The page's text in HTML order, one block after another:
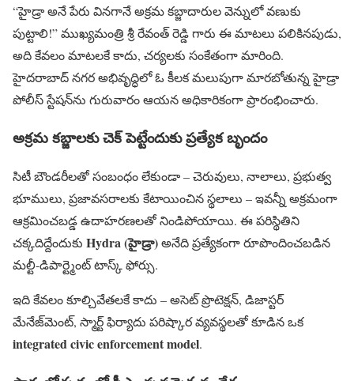
“హైడ్రా అనే పేరు వినగానే అక్రమ కబ్జాదారుల వెన్నులో వణుకు
పుట్టాలి!” ముఖ్యమంత్రి శ్రీ రేవంత్ రెడ్డి గారు ఈ మాటలు పలికినపుడు,
అది కేవలం మాటలకే కాదు, చర్యలకు సంకేతంగా మారింది.
హైదరాబాద్ నగర అభివృద్ధిలో ఓ కీలక మలుపుగా మారబోతున్న హైడ్రా
పోలీస్ స్టేషన్‌ను గురువారం ఆయన అధికారికంగా ప్రారంభించారు.
అక్రమ కబ్జాలకు చెక్ పెట్టేందుకు ప్రత్యేక బృందం
సిటీ బౌండరీలతో సంబంధం లేకుండా – చెరువులు, నాలాలు, ప్రభుత్వ
భూములు, ప్ర‌జావ‌స‌రాల‌కు కేటాయించిన స్థలాలు – ఇవన్నీ అక్రమంగా
ఆక్రమించబడ్డ ఉదాహరణలతో నిండిపోయాయి. ఈ పరిస్థితిని
చక్కదిద్దేందుకు Hydra (హైడ్రా)అనేది ప్రత్యేకంగా రూపొందించబడిన
మల్టీ-డిపార్ట్మెంట్ టాస్క్ ఫోర్సు.
ఇది కేవలం కూల్చివేతలకే కాదు – అసెట్ ప్రొటెక్షన్, డిజాస్టర్
మేనేజ్‌మెంట్, స్మార్ట్ ఫిర్యాదు పరిష్కార వ్యవస్థలతో కూడిన ఒక
integrated civic enforcement model.